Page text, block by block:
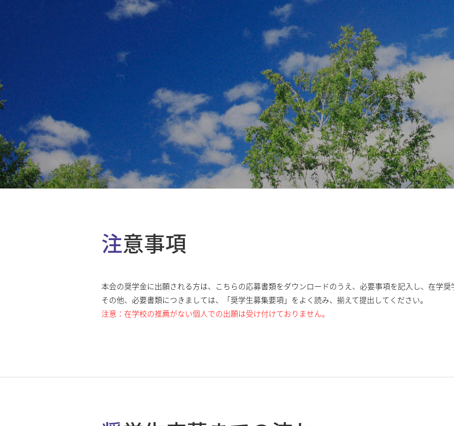
注意事項
本会の奨学金に出願される方は、こちらの応募書類をダウンロードのうえ、必要事項を記入し、在学奨
その他、必要書類につきましては、「奨学生募集要項」をよく読み、揃えて提出してください。
注意：在学校の推薦がない個人での出願は受け付けておりません。